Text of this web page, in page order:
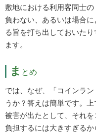
敷地における利用客同士
負わない、あるいは場合
る旨を打ち出しておいた
ます。
ま とめ
では、なぜ、「コインラ
うか？答えは簡単です。
被害が出たとして、それ
負担するには大きすぎる